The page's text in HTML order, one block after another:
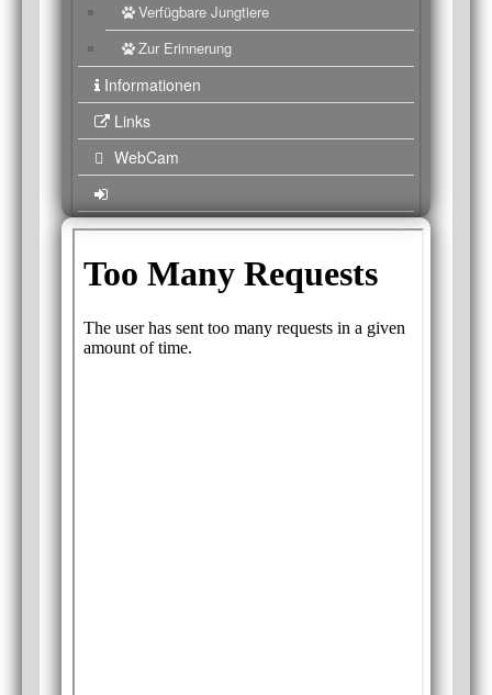
Verfügbare Jungtiere
Zur Erinnerung
Informationen
Links
WebCam